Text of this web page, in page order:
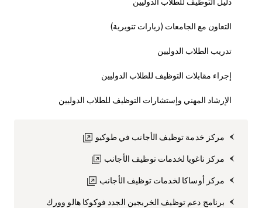
التعاون مع الجامعات (زيارات تنويرية)
تدريب الطلاب الدوليين
إجراء مقابلات التوظيف للطلاب الدوليين
الإرشاد المهني وإستشارات التوظيف للطلاب الدوليين
مركز خدمة توظيف الأجانب في طوكيو
مركز ناغويا لخدمات توظيف الأجانب
مركز أوساكا لخدمات توظيف الأجانب
برنامج دعم توظيف الخريجين الجدد فوكوكا هالو وورك